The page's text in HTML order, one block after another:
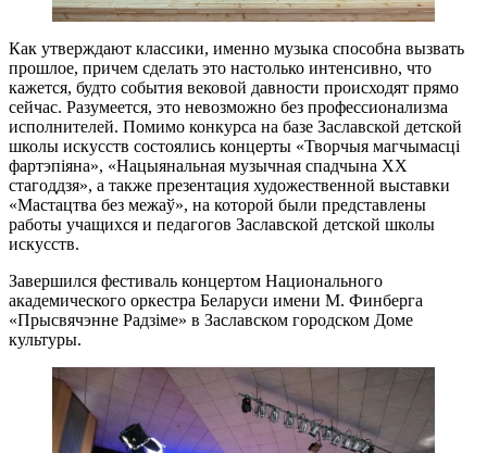
Как утверждают классики, именно музыка способна вызвать
прошлое, причем сделать это настолько интенсивно, что
кажется, будто события вековой давности происходят прямо
сейчас. Разумеется, это невозможно без профессионализма
исполнителей. Помимо конкурса на базе Заславской детской
школы искусств состоялись концерты «Творчыя магчымасці
фартэпіяна», «Нацыянальная музычная спадчына ХХ
стагоддзя», а также презентация художественной выставки
«Мастацтва без межаў», на которой были представлены
работы учащихся и педагогов Заславской детской школы
искусств.
Завершился фестиваль концертом Национального
академического оркестра Беларуси имени М. Финберга
«Прысвячэнне Радзіме» в Заславском городском Доме
культуры.